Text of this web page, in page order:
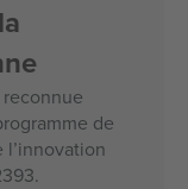
de